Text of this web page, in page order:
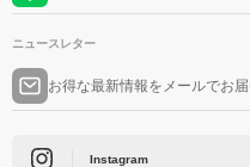
ニュースレター
お得な最新情報をメールでお
Instagram